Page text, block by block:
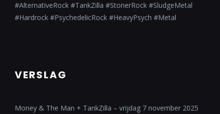
#AlternativeRock #TankZilla #StonerRock #SludgeMetal
#Hardrock #PsychedelicRock #HeavyPsych #Metal
VERSLAG
Money & The Man + TankZilla – vrijdag 7 november 2025